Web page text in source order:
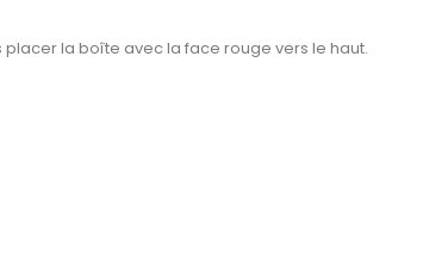
la boîte avec la face rouge vers le haut.